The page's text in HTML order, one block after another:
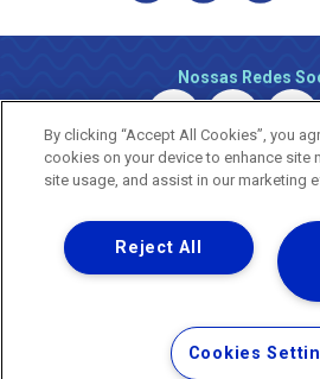
Nossas Redes
Uma empresa
Copyright ® 2026 -
Nossa natureza
Termos Gerais de Uso de
Política de Privacidade e
By clicking “Accept All Cookies”, you
cookies on your device to enhance site
site usage, and assist in our marketing
Reject All
Cookies